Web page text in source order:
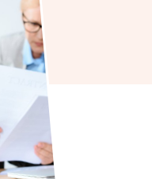
делам
в
случае